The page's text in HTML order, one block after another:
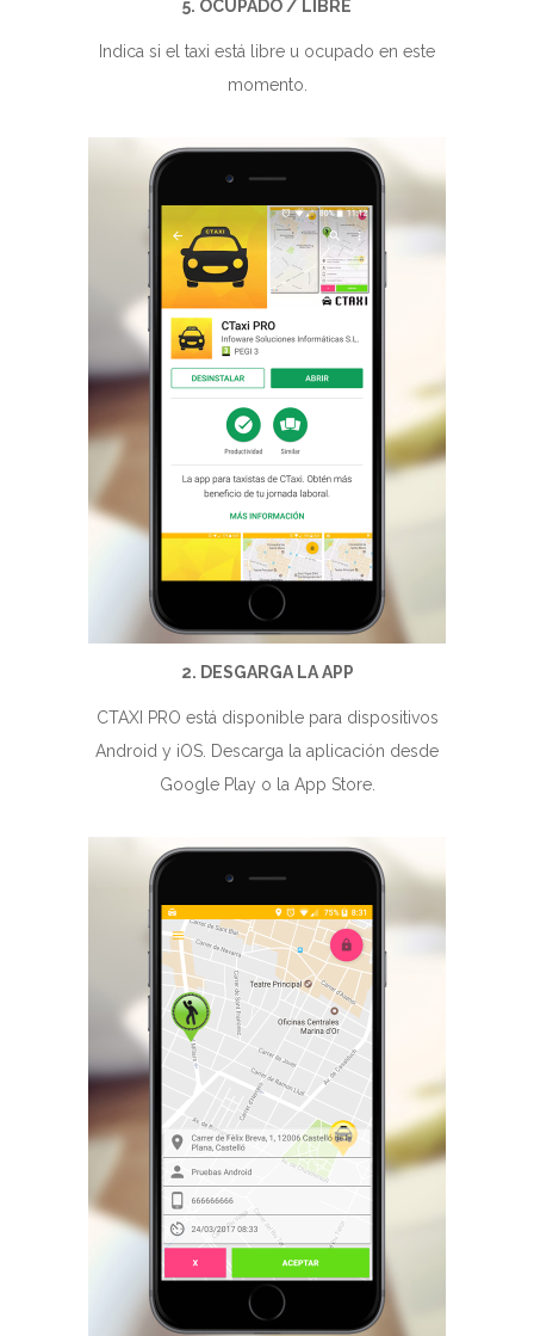
5. OCUPADO / LIBRE
Indica si el taxi está libre u ocupado en este
momento.
2. DESGARGA LA APP
CTAXI PRO está disponible para dispositivos
Android y iOS. Descarga la aplicación desde
Google Play o la App Store.